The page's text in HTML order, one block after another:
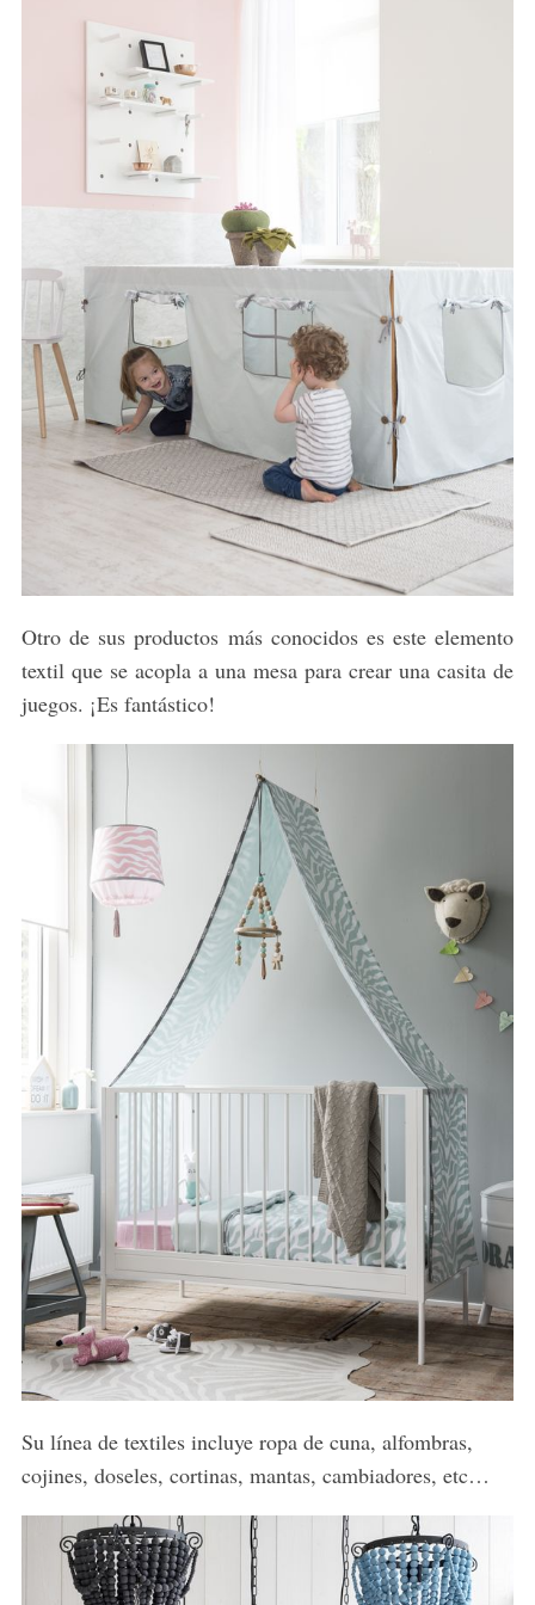
Otro de sus productos más conocidos es este elemento
textil que se acopla a una mesa para crear una casita de
juegos. ¡Es fantástico!
Su línea de textiles incluye ropa de cuna, alfombras,
cojines, doseles, cortinas, mantas, cambiadores, etc…
S
a
r
c